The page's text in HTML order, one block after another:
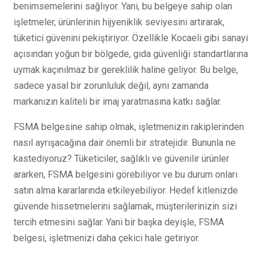
benimsemelerini sağlıyor. Yani, bu belgeye sahip olan
işletmeler, ürünlerinin hijyeniklik seviyesini artırarak,
tüketici güvenini pekiştiriyor. Özellikle Kocaeli gibi sanayi
açısından yoğun bir bölgede, gıda güvenliği standartlarına
uymak kaçınılmaz bir gereklilik haline geliyor. Bu belge,
sadece yasal bir zorunluluk değil, aynı zamanda
markanızın kaliteli bir imaj yaratmasına katkı sağlar.
FSMA belgesine sahip olmak, işletmenizin rakiplerinden
nasıl ayrışacağına dair önemli bir stratejidir. Bununla ne
kastediyoruz? Tüketiciler, sağlıklı ve güvenilir ürünler
ararken, FSMA belgesini görebiliyor ve bu durum onları
satın alma kararlarında etkileyebiliyor. Hedef kitlenizde
güvende hissetmelerini sağlamak, müşterilerinizin sizi
tercih etmesini sağlar. Yani bir başka deyişle, FSMA
belgesi, işletmenizi daha çekici hale getiriyor.